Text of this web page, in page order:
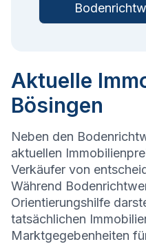
Aktuelle
Bösingen
Neben den
aktuellen
Verkäufer von
Während
Orientierungshilfe
tatsächlichen
Marktgegebenheiten